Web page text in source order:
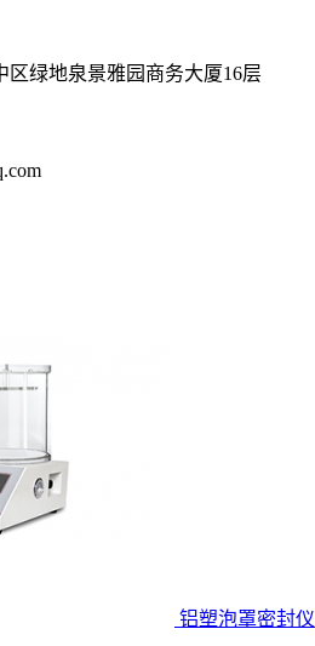
区绿地泉景雅园商务大厦16层
铝塑泡罩密封仪